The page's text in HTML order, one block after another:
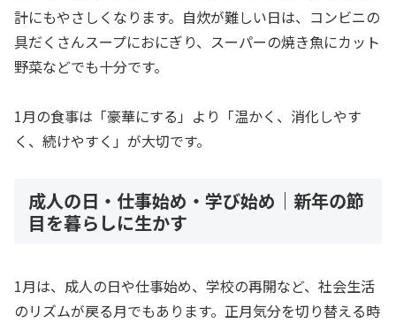
計にもやさしくなります。自炊が難しい日は、コンビニの
具だくさんスープにおにぎり、スーパーの焼き魚にカット
野菜などでも十分です。
1月の食事は「豪華にする」より「温かく、消化しやす
く、続けやすく」が大切です。
成人の日・仕事始め・学び始め｜新年の節
目を暮らしに生かす
1月は、成人の日や仕事始め、学校の再開など、社会生活
のリズムが戻る月でもあります。正月気分を切り替える時